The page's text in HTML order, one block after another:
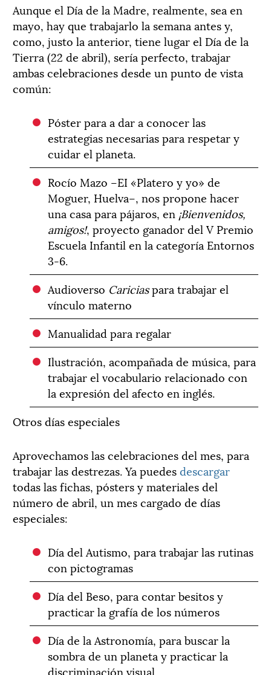
Aunque el Día de la Madre, realmente, sea en
mayo, hay que trabajarlo la semana antes y,
como, justo la anterior, tiene lugar el Día de la
Tierra (22 de abril), sería perfecto, trabajar
ambas celebraciones desde un punto de vista
común:
Póster para a dar a conocer las
estrategias necesarias para respetar y
cuidar el planeta.
Rocío Mazo –EI «Platero y yo» de
Moguer, Huelva–, nos propone hacer
una casa para pájaros, en ¡Bienvenidos,
amigos!, proyecto ganador del V Premio
Escuela Infantil en la categoría Entornos
3-6.
Audioverso Cariciaspara trabajar el
vínculo materno
Manualidad para regalar
Ilustración, acompañada de música, para
trabajar el vocabulario relacionado con
la expresión del afecto en inglés.
Otros días especiales
Aprovechamos las celebraciones del mes, para
trabajar las destrezas. Ya puedesdescargar
todas las fichas, pósters y materiales del
número de abril, un mes cargado de días
especiales:
Día del Autismo, para trabajar las rutinas
con pictogramas
Día del Beso, para contar besitos y
practicar la grafía de los números
Día de la Astronomía, para buscar la
sombra de un planeta y practicar la
discriminación visual